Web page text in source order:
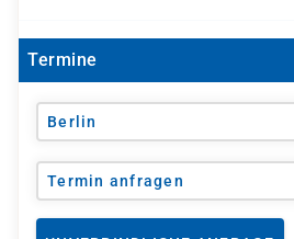
Termine
Berlin
Termin anfragen